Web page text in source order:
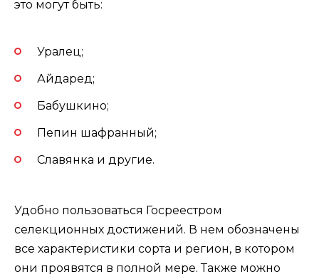
это могут быть:
Уралец;
Айдаред;
Бабушкино;
Пепин шафранный;
Славянка и другие.
Удобно пользоваться Госреестром
селекционных достижений. В нем обозначены
все характеристики сорта и регион, в котором
они проявятся в полной мере. Также можно